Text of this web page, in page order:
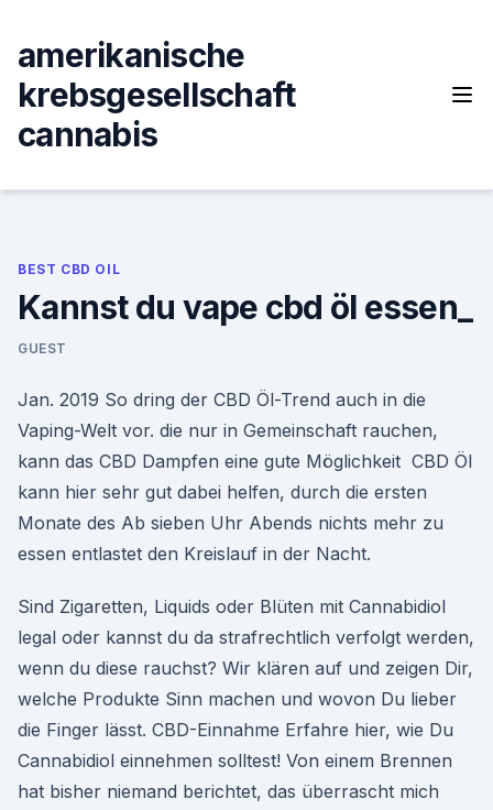
content
amerikanische
krebsgesellschaft
cannabis
BEST CBD OIL
Kannst du vape cbd öl essen_
GUEST
Jan. 2019 So dring der CBD Öl-Trend auch in die
Vaping-Welt vor. die nur in Gemeinschaft rauchen,
kann das CBD Dampfen eine gute Möglichkeit CBD Öl
kann hier sehr gut dabei helfen, durch die ersten
Monate des Ab sieben Uhr Abends nichts mehr zu
essen entlastet den Kreislauf in der Nacht.
Sind Zigaretten, Liquids oder Blüten mit Cannabidiol
legal oder kannst du da strafrechtlich verfolgt werden,
wenn du diese rauchst? Wir klären auf und zeigen Dir,
welche Produkte Sinn machen und wovon Du lieber
die Finger lässt. CBD-Einnahme Erfahre hier, wie Du
Cannabidiol einnehmen solltest! Von einem Brennen
hat bisher niemand berichtet, das überrascht mich